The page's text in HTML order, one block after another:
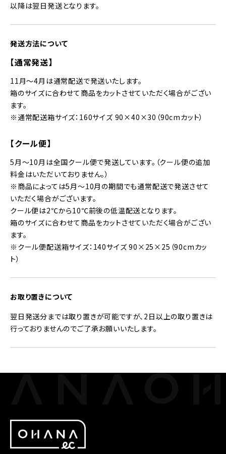
以降は翌日発送となります。
発送方法について
【通常発送】
11月～4月は通常配送で発送いたします。
箱のサイズに合わせて商品をカットさせていただく場合がござい
ます。
※通常配送箱サイズ：160サイズ 90×40×30（90cmカット）
【クール便】
5月～10月は全国クール便で発送しています。（クール便の追加
料金はいただいておりません。）
※商品によっては5月〜10月の期間でも通常配送で発送させて
いただく場合がございます。
クール便は2℃から10℃前後の低温配送となります。
箱のサイズに合わせて商品をカットさせていただく場合がござい
ます。
※クール便配送箱サイズ：140サイズ 90×25×25（90cmカッ
ト）
お取り置きについて
翌日発送分までは取り置きが可能ですが、2日以上の取り置きは
行っておりませんのでご了承お願いいたします。